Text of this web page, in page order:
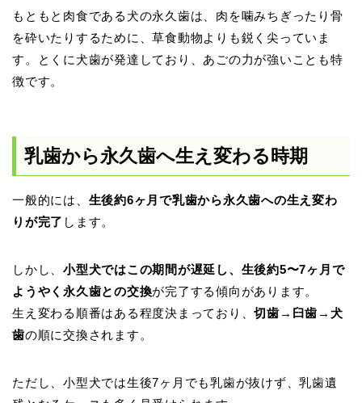
もともと肉食である犬の永久歯は、肉を噛みちぎったり骨
を砕いたりするために、草食動物よりも鋭く尖っていま
す。とくに犬歯が発達しており、あごの力が強いことも特
徴です。
乳歯から永久歯へ生え変わる時期
一般的には、 生後約6ヶ月で乳歯から永久歯への生え変わ
りが完了 します。
しかし、小型犬ではこの期間が遅延し、生後約5〜7ヶ月で
ようやく永久歯との交換が完了する傾向があります。
生え変わる順番はある程度決まっており、切歯→臼歯→犬
歯の順に交換されます。
ただし、小型犬では生後7ヶ月でも乳歯が抜けず、乳歯遺